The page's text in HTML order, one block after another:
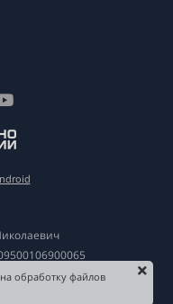
обработку файлов